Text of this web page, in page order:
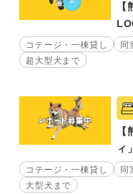
コテージ・一棟貸し 同
超大型犬まで
ィ」
コテージ・一棟貸し 同
大型犬まで